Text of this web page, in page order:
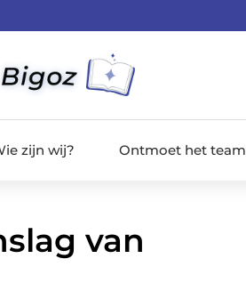
zijn wij? Ontmoet het team
van